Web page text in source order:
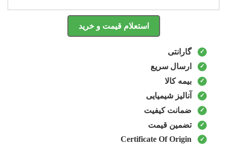
استعلام قیمت و خرید
گارانتی
ارسال سریع
بیمه کالا
آنالیز شیمیایی
ضمانت کیفیت
تضمین قیمت
Certificate Of Origin